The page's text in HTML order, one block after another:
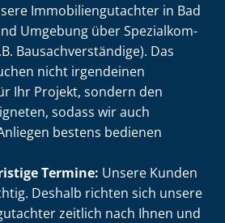
Im­mo­bi­li­en­gut­ach­ter in Bad
Umgebung über Spe­zi­al­kom­
Bau­sach­ver­stän­di­ge). Das
nicht irgendeinen
Ihr Projekt, sondern den
sodass wir auch
bestens bedienen
Termine: Unsere Kunden
Deshalb richten sich unsere
zeitlich nach Ihnen und